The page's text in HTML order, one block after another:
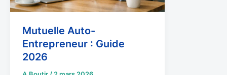
Mutuelle Auto-
Entrepreneur : Guide
2026